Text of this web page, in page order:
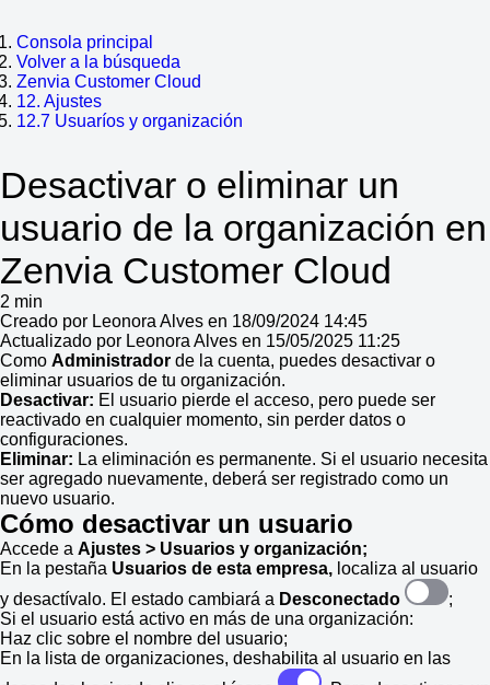
Consola principal
Volver a la búsqueda
Zenvia Customer Cloud
12. Ajustes
12.7 Usuaríos y organización
Desactivar o eliminar un
usuario de la organización en
Zenvia Customer Cloud
2 min
Creado por Leonora Alves en 18/09/2024 14:45
Actualizado por Leonora Alves en 15/05/2025 11:25
Como Administrador de la cuenta, puedes desactivar o
eliminar usuarios de tu organización.
Desactivar: El usuario pierde el acceso, pero puede ser
reactivado en cualquier momento, sin perder datos o
configuraciones.
Eliminar: La eliminación es permanente. Si el usuario necesita
ser agregado nuevamente, deberá ser registrado como un
nuevo usuario.
Cómo desactivar un usuario
Accede a Ajustes > Usuarios y organización;
En la pestaña Usuarios de esta empresa, localiza al usuario
y desactívalo. El estado cambiará a Desconectado
;
Si el usuario está activo en más de una organización:
Haz clic sobre el nombre del usuario;
En la lista de organizaciones, deshabilita al usuario en las